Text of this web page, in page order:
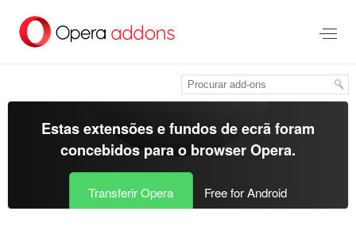
para
Estas extensões e fundos de ecrã foram
concebidos para o browser Opera.
Transferir Opera Free for Android